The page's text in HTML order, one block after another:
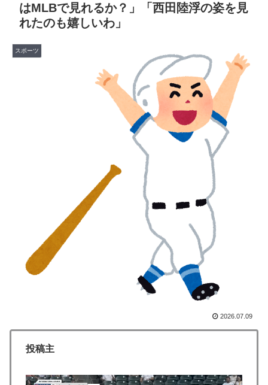
ったの？「45歳引退で通算打率.311の突然変異だぞ」
▶
日本で婚活する韓国人男性が急増「日本の女性は優し
欧州「日本だけ反則だろ…」 世界の『日本びいき』に
ヨーロッパ全土から不満の声
海外「世界で日本を死守するぞ！」 日本の消防署を訪
れたちびっ子集団が世界をメロメロに
若手女性教員「学校ではうんこやおならはしない」
外国人「お前ら日本のアルフォートというチョコレート
韓国人「トヨタが2027年に次世代ハイブリッドバッテ
リーを導入へ！最大1000kmの航続距離や超高速充電を
目指す」
海外「これが文明か！」日本に比べて超石器時代だった
英国に海外が大騒ぎ
▶
外国人「2026年バロンドールは誰が受賞すべき?」エン
バペ、今季無冠でも初受賞か!?海外ファンが考える本命
【海外の反応】南アのGK、ペナルティエリアを壮大に
▶
韓国人「日本の女子高生のセーラー服と外国人観光客の
はMLBで見れるか？」「西田陸浮の姿を見
れたのも嬉しいわ」
スポーツ
2026.07.09
投稿主